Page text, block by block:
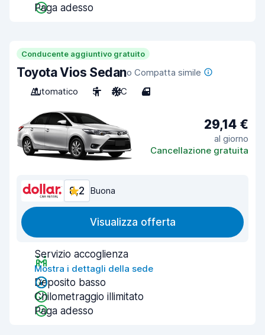
Paga adesso
Conducente aggiuntivo gratuito
Toyota Vios Sedano Compatta simile
Automatico
5 A/C 4
29,14 €
al giorno
Cancellazione gratuita
8,2 Buona
Visualizza offerta
Servizio accoglienza
Mostra i dettagli della sede
Deposito basso
Chilometraggio illimitato
Paga adesso